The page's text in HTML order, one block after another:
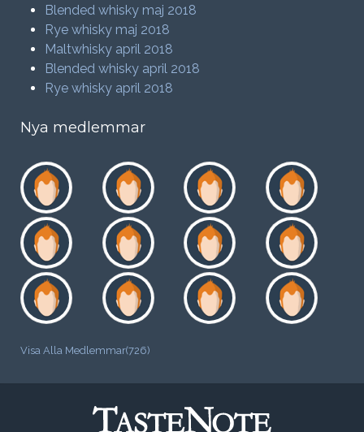
Blended whisky maj 2018
Rye whisky maj 2018
Maltwhisky april 2018
Blended whisky april 2018
Rye whisky april 2018
Nya medlemmar
Visa Alla Medlemmar(726)